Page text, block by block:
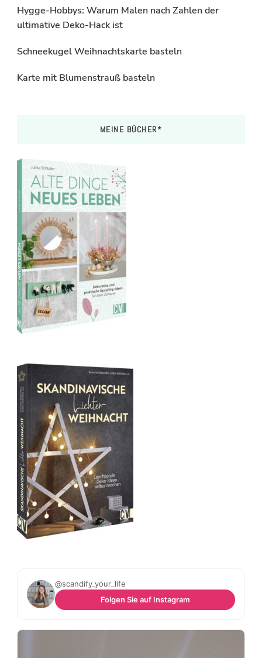
Hygge-Hobbys: Warum Malen nach Zahlen der
ultimative Deko-Hack ist
Schneekugel Weihnachtskarte basteln
Karte mit Blumenstrauß basteln
MEINE BÜCHER*
@scandify_your_life
Folgen Sie auf Instagram